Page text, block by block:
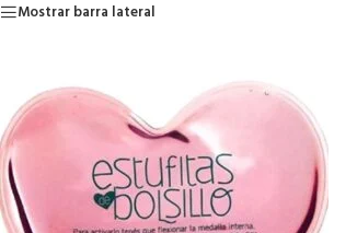
Mostrar barra lateral